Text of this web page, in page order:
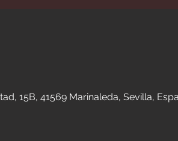
15B, 41569 Marinaleda, Sevilla,